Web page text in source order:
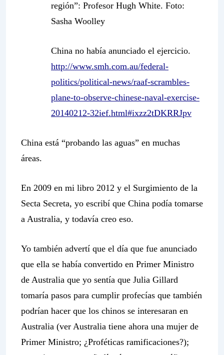
región”: Profesor Hugh White. Foto:
Sasha Woolley
China no había anunciado el ejercicio.
http://www.smh.com.au/federal-
politics/political-news/raaf-scrambles-
plane-to-observe-chinese-naval-exercise-
20140212-32ief.html#ixzz2tDKRRJpv
China está “probando las aguas” en muchas
áreas.
En 2009 en mi libro 2012 y el Surgimiento de la
Secta Secreta, yo escribí que China podía tomarse
a Australia, y todavía creo eso.
Yo también advertí que el día que fue anunciado
que ella se había convertido en Primer Ministro
de Australia que yo sentía que Julia Gillard
tomaría pasos para cumplir profecías que también
podrían hacer que los chinos se interesaran en
Australia (ver Australia tiene ahora una mujer de
Primer Ministro; ¿Proféticas ramificaciones?);